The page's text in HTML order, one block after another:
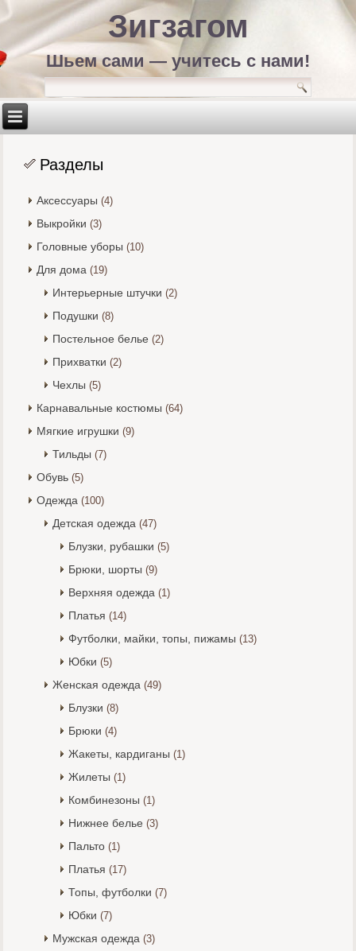
Зигзагом
Шьем сами — учитесь с нами!
Разделы
Аксессуары (4)
Выкройки (3)
Головные уборы (10)
Для дома (19)
Интерьерные штучки (2)
Подушки (8)
Постельное белье (2)
Прихватки (2)
Чехлы (5)
Карнавальные костюмы (64)
Мягкие игрушки (9)
Тильды (7)
Обувь (5)
Одежда (100)
Детская одежда (47)
Блузки, рубашки (5)
Брюки, шорты (9)
Верхняя одежда (1)
Платья (14)
Футболки, майки, топы, пижамы (13)
Юбки (5)
Женская одежда (49)
Блузки (8)
Брюки (4)
Жакеты, кардиганы (1)
Жилеты (1)
Комбинезоны (1)
Нижнее белье (3)
Пальто (1)
Платья (17)
Топы, футболки (7)
Юбки (7)
Мужская одежда (3)